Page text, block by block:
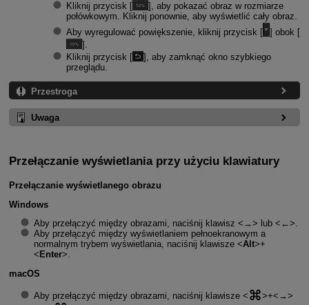
Kliknij przycisk [
], aby pokazać obraz w rozmiarze
połówkowym. Kliknij ponownie, aby wyświetlić cały obraz.
Aby wyregulować powiększenie, kliknij przycisk [
] obok [
].
Kliknij przycisk [
], aby zamknąć okno szybkiego
przeglądu.
Przestroga
Uwaga
Przełączanie wyświetlania przy użyciu klawiatury
Przełączanie wyświetlanego obrazu
Windows
Aby przełączyć między obrazami, naciśnij klawisz
→ lub ←
.
Aby przełączyć między wyświetlaniem pełnoekranowym a
normalnym trybem wyświetlania, naciśnij klawisze
Alt +
Enter
.
macOS
Aby przełączyć między obrazami, naciśnij klawisze +
→